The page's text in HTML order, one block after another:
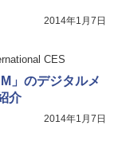
2014年1月7日
CES
」のデジタルメ
介
2014年1月7日